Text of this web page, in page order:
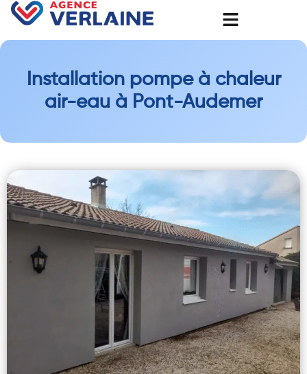
Installation pompe à chaleur
air-eau à Pont-Audemer